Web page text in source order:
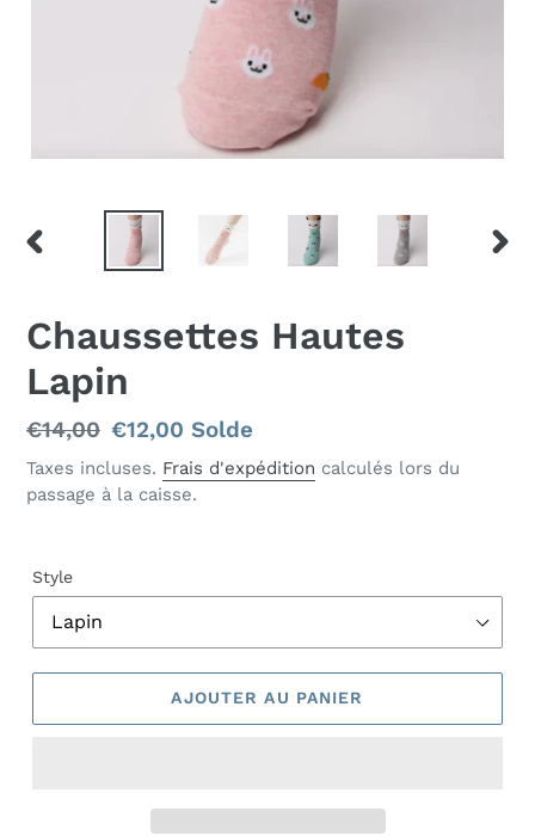
DIAPOSITIVE
Chaussettes Hautes
Lapin
Prix
normal
€14,00 Prix
réduit
€12,00Solde
Taxes incluses. Frais d'expédition calculés lors du
passage à la caisse.
Style
AJOUTER AU PANIER